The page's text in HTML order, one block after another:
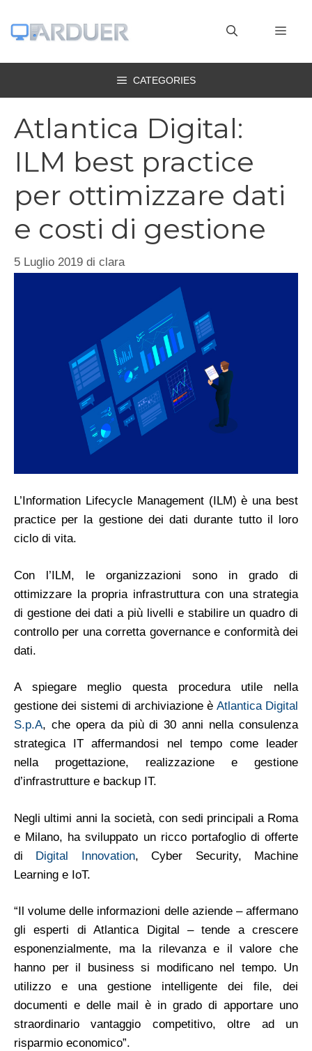
CATEGORIES
Atlantica Digital:
ILM best practice
per ottimizzare dati
e costi di gestione
5 Luglio 2019 di clara
L’Information Lifecycle Management (ILM) è una best
practice per la gestione dei dati durante tutto il loro
ciclo di vita.
Con l’ILM, le organizzazioni sono in grado di
ottimizzare la propria infrastruttura con una strategia
di gestione dei dati a più livelli e stabilire un quadro di
controllo per una corretta governance e conformità dei
dati.
A spiegare meglio questa procedura utile nella
gestione dei sistemi di archiviazione è Atlantica Digital
S.p.A, che opera da più di 30 anni nella consulenza
strategica IT affermandosi nel tempo come leader
nella progettazione, realizzazione e gestione
d’infrastrutture e backup IT.
Negli ultimi anni la società, con sedi principali a Roma
e Milano, ha sviluppato un ricco portafoglio di offerte
di Digital Innovation, Cyber Security, Machine
Learning e IoT.
“Il volume delle informazioni delle aziende – affermano
gli esperti di Atlantica Digital – tende a crescere
esponenzialmente, ma la rilevanza e il valore che
hanno per il business si modificano nel tempo. Un
utilizzo e una gestione intelligente dei file, dei
documenti e delle mail è in grado di apportare uno
straordinario vantaggio competitivo, oltre ad un
risparmio economico”.